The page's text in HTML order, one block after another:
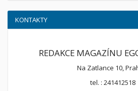
KONTAKTY
REDAKCE MAGAZÍNU
Na Zatlance 10,
tel. : 241412518